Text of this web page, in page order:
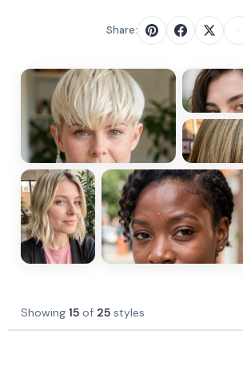
Share:
Showing 15 of 25 styles